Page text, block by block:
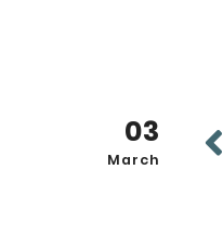
03
March